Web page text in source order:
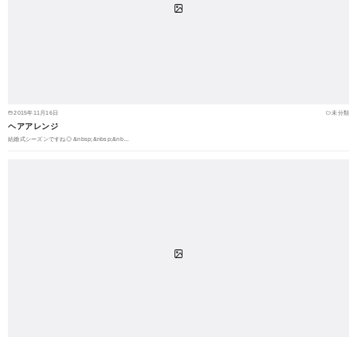
2015年11月16日 未分類
ヘアアレンジ
結婚式シーズンですね◎ &nbsp;&nbsp;&nb…